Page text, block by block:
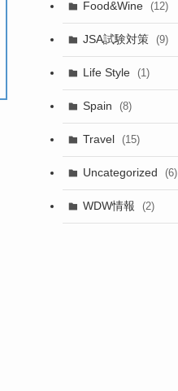
Food&Wine (12)
JSA試験対策 (9)
Life Style (1)
Spain (8)
Travel (15)
Uncategorized (6)
WDW情報 (2)